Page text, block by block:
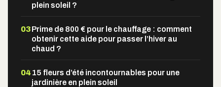
plein soleil ?
03Prime de 800 € pour le chauffage : comment
obtenir cette aide pour passer l’hiver au
chaud ?
04 15 fleurs d’été incontournables pour une
jardinière en plein soleil